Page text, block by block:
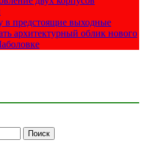
в предстоящие выходные
архитектурный облик нового